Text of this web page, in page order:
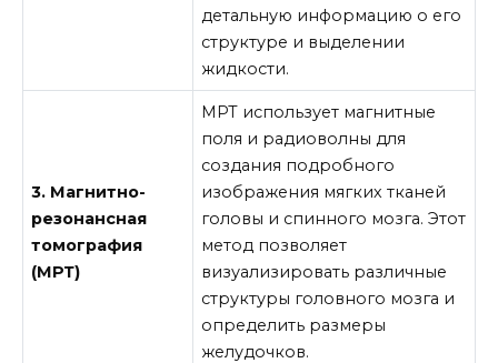
детальную информацию о его
структуре и выделении
жидкости.
3. Магнитно-
резонансная
томография
(МРТ)
МРТ использует магнитные
поля и радиоволны для
создания подробного
изображения мягких тканей
головы и спинного мозга. Этот
метод позволяет
визуализировать различные
структуры головного мозга и
определить размеры
желудочков.